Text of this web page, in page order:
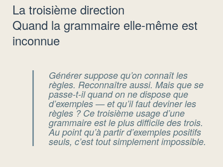
La troisième direction
Quand la grammaire elle-même est
inconnue
Générer suppose qu’on connaît les
règles. Reconnaître aussi. Mais que se
passe-t-il quand on ne dispose que
d’exemples — et qu’il faut deviner les
règles ? Ce troisième usage d’une
grammaire est le plus difficile des trois.
Au point qu’à partir d’exemples positifs
seuls, c’est tout simplementimpossible.